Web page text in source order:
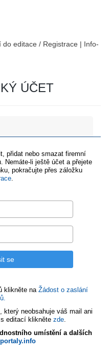
do editace / Registrace | Info-
ÚČET
přidat nebo smazat firemní
Nemáte-li ještě účet a přejete
pokračujte přes záložku
.
klikněte na Žádost o zaslání
který neobsahuje váš mail ani
editací klikněte zde.
umístění a dalších